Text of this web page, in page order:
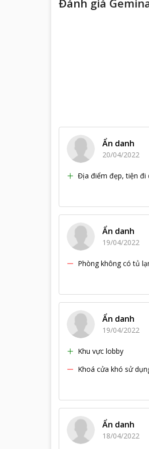
Ẩn danh
20/04/2022
Địa điểm đẹp, tiện đi
Ẩn danh
19/04/2022
Phòng không có tủ
Ẩn danh
19/04/2022
Khu vực lobby
Khoá cửa khó sử
Ẩn danh
18/04/2022